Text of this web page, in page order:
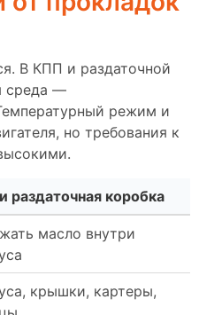
В КПП и раздаточной
среда —
режим и
но требования к
раздаточная коробка
масло внутри
крышки, картеры,